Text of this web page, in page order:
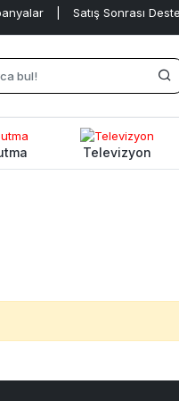
| Satış Sonrası Destek
Televizyon